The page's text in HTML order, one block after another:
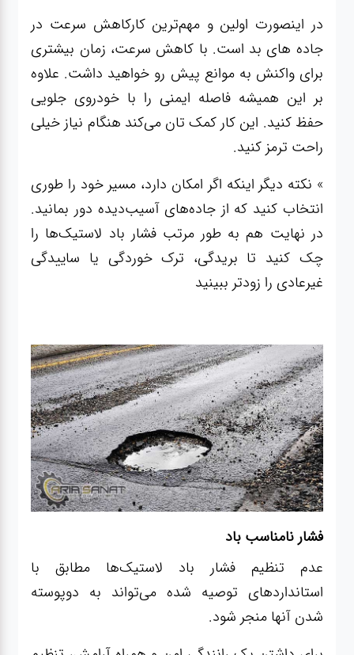
در اینصورت اولین و مهم‌ترین کارکاهش سرعت در
جاده های بد است. با کاهش سرعت، زمان بیشتری
برای واکنش به موانع پیش رو خواهید داشت. علاوه
بر این همیشه فاصله ایمنی را با خودروی جلویی
حفظ کنید. این کار کمک تان می‌کند هنگام نیاز خیلی
راحت ترمز کنید.
» نکته دیگر اینکه اگر امکان دارد، مسیر خود را طوری
انتخاب کنید که از جاده‌های آسیب‌دیده دور بمانید.
در نهایت هم به طور مرتب فشار باد لاستیک‌ها را
چک کنید تا بریدگی، ترک خوردگی یا ساییدگی
غیرعادی را زودتر ببینید
فشار نامناسب باد
عدم تنظیم فشار باد لاستیک‌ها مطابق با
استانداردهای توصیه شده می‌تواند به دوپوسته
شدن آنها منجر شود.